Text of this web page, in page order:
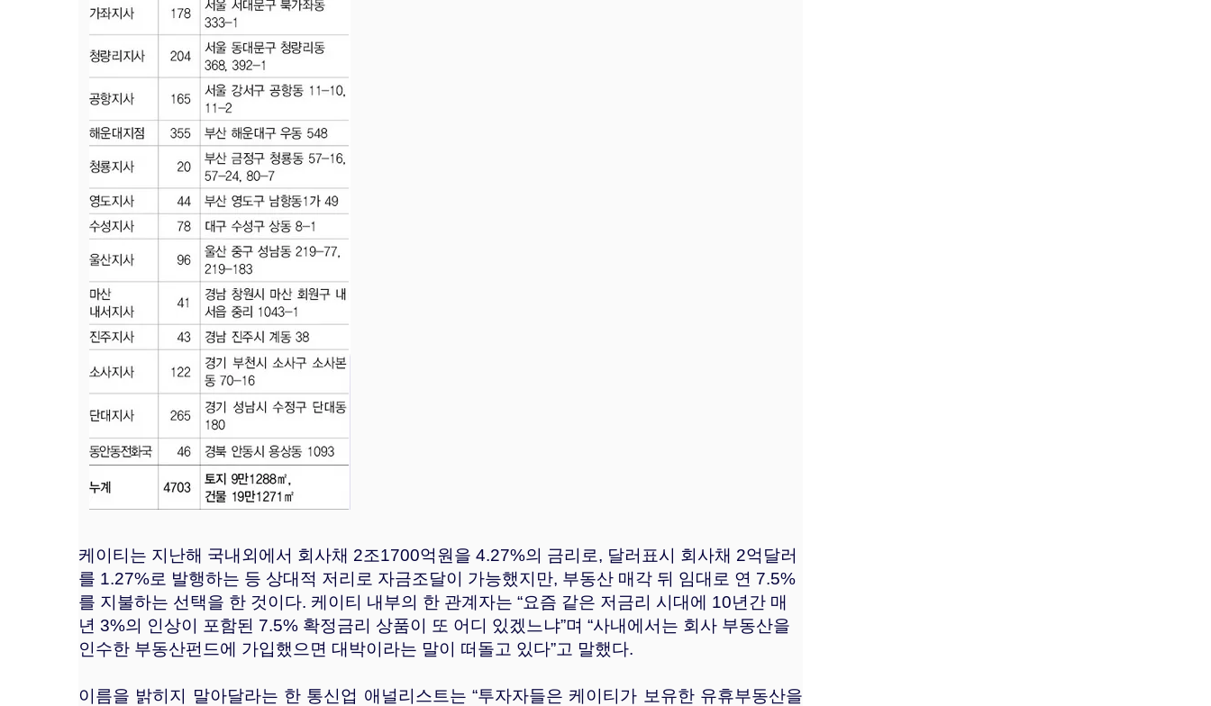
케이티는 지난해 국내외에서 회사채 2조1700억원을 4.27%의 금리로, 달러표시 회사채 2억달러
를 1.27%로 발행하는 등 상대적 저리로 자금조달이 가능했지만, 부동산 매각 뒤 임대로 연 7.5%
를 지불하는 선택을 한 것이다. 케이티 내부의 한 관계자는 “요즘 같은 저금리 시대에 10년간 매
년 3%의 인상이 포함된 7.5% 확정금리 상품이 또 어디 있겠느냐”며 “사내에서는 회사 부동산을
인수한 부동산펀드에 가입했으면 대박이라는 말이 떠돌고 있다”고 말했다.
이름을 밝히지 말아달라는 한 통신업 애널리스트는 “투자자들은 케이티가 보유한 유휴부동산을